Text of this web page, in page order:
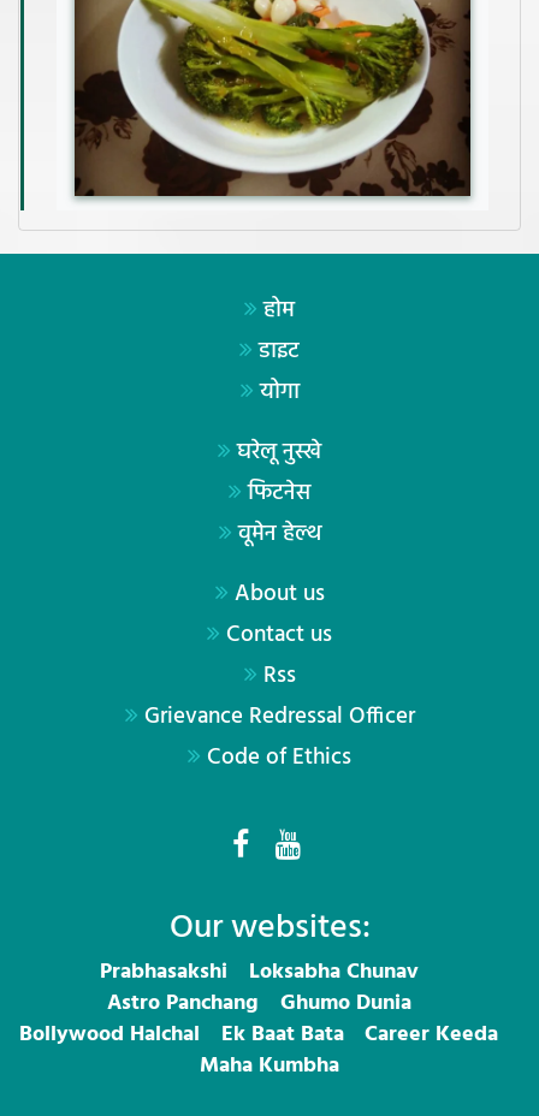
होम
डाइट
योगा
घरेलू नुस्खे
फिटनेस
वूमेन हेल्थ
About us
Contact us
Rss
Grievance Redressal Officer
Code of Ethics
Our websites:
Prabhasakshi
Loksabha Chunav
Astro Panchang
Ghumo Dunia
Bollywood Halchal
Ek Baat Bata
Career Keeda
Maha Kumbha